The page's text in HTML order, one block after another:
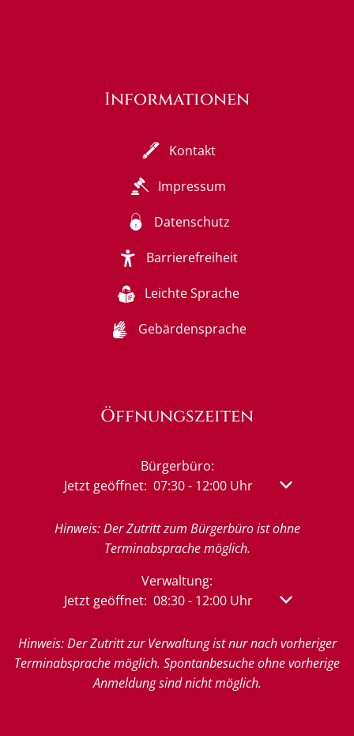
Informationen
Kontakt
Impressum
Datenschutz
Barrierefreiheit
Leichte Sprache
Gebärdensprache
Öffnungszeiten
Bürgerbüro:
Klicken, um weitere Öffnungs- oder
Jetzt geöffnet: 07:30- 12:00Uhr Von 07:30
Hinweis: Der Zutritt zum Bürgerbüro ist ohne
Terminabsprache möglich.
Verwaltung:
Klicken, um weitere Öffnungs- oder
Jetzt geöffnet: 08:30- 12:00Uhr Von 08:30
Hinweis: Der Zutritt zur Verwaltung ist nur nach vorheriger
Terminabsprache möglich. Spontanbesuche ohne vorherige
Anmeldung sind nicht möglich.